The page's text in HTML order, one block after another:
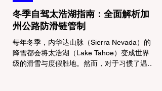
冬季自驾太浩湖指南：全面解析加
州公路防滑链管制
每年冬季，内华达山脉（Sierra Nevada）的
降雪都会将太浩湖（Lake Tahoe）变成世界
级的滑雪与度假胜地。然而，对于习惯了温暖